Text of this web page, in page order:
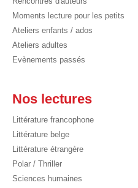
Moments lecture pour les petits
Ateliers enfants / ados
Ateliers adultes
Evènements passés
Nos lectures
Littérature francophone
Littérature belge
Littérature étrangère
Polar / Thriller
Sciences humaines